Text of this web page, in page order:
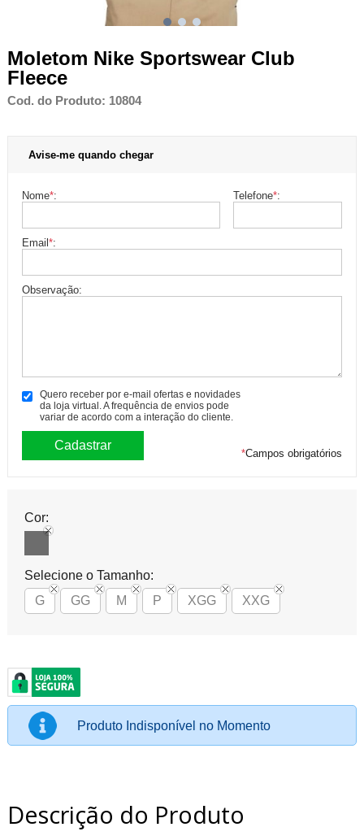
Moletom Nike Sportswear Club
Fleece
Cod. do Produto: 10804
Avise-me quando chegar
Nome*: Telefone*:
Email*:
Observação:
Quero receber por e-mail ofertas e novidades
da loja virtual. A frequência de envios pode
variar de acordo com a interação do cliente.
*Campos obrigatórios
Cor:
Selecione o Tamanho:
G
GG M P XGG XXG
Produto Indisponível no Momento
Descrição do Produto